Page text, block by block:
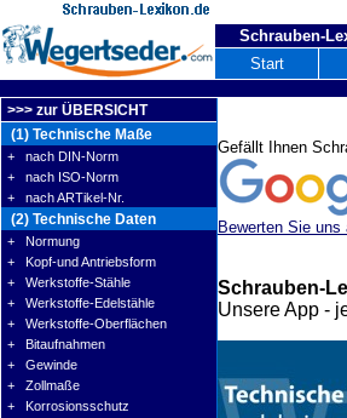
Schrauben-
Start
>>> zur ÜBERSICHT
(1) Technische Maße
+ nach DIN-Norm
+ nach ISO-Norm
+ nach ARTikel-Nr.
(2) Technische Daten
+ Normung
+ Kopf-und Antriebsform
+ Werkstoffe-Stähle
+ Werkstoffe-Edelstähle
+ Werkstoffe-Oberflächen
+ Bitaufnahmen
+ Gewinde
+ Zollmaße
+ Korrosionsschutz
Gefällt Ihnen
Bewerten Sie uns
Schrauben-
Unsere App -